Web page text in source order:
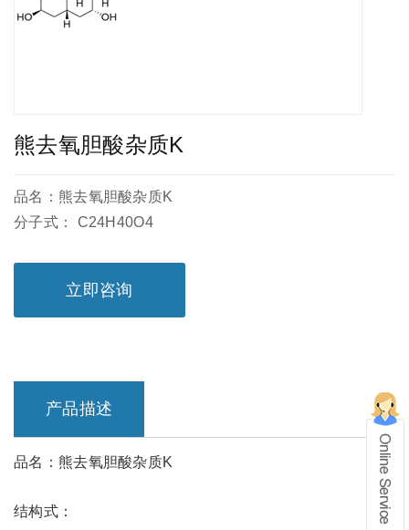
熊去氧胆酸杂质K
品名：熊去氧胆酸杂质K
分子式： C24H40O4
立即咨询
产品描述
品名：熊去氧胆酸杂质K
结构式：